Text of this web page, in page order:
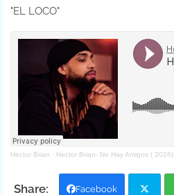
"EL LOCO"
Hector Brian · Hector Brian- No Hay Amigos ( 2026)
Facebook